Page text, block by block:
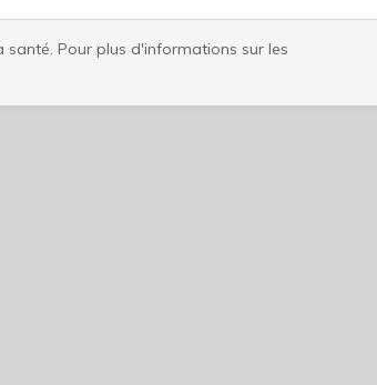
Pour plus d'informations sur les